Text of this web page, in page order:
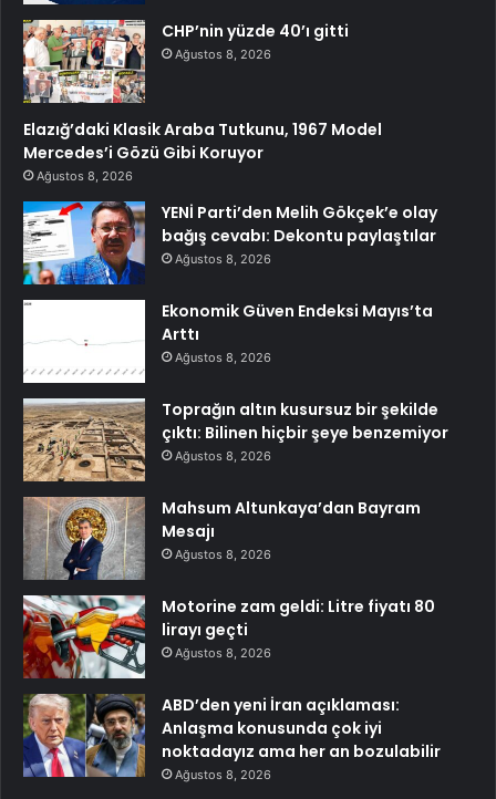
CHP’nin yüzde 40’ı gitti
Ağustos 8, 2026
Elazığ’daki Klasik Araba Tutkunu, 1967 Model
Mercedes’i Gözü Gibi Koruyor
Ağustos 8, 2026
YENİ Parti’den Melih Gökçek’e olay
bağış cevabı: Dekontu paylaştılar
Ağustos 8, 2026
Ekonomik Güven Endeksi Mayıs’ta
Arttı
Ağustos 8, 2026
Toprağın altın kusursuz bir şekilde
çıktı: Bilinen hiçbir şeye benzemiyor
Ağustos 8, 2026
Mahsum Altunkaya’dan Bayram
Mesajı
Ağustos 8, 2026
Motorine zam geldi: Litre fiyatı 80
lirayı geçti
Ağustos 8, 2026
ABD’den yeni İran açıklaması:
Anlaşma konusunda çok iyi
noktadayız ama her an bozulabilir
Ağustos 8, 2026